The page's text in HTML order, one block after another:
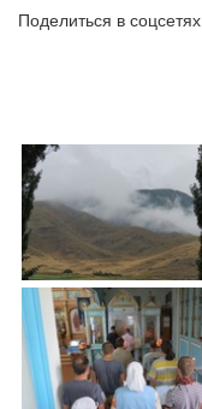
Поделиться в